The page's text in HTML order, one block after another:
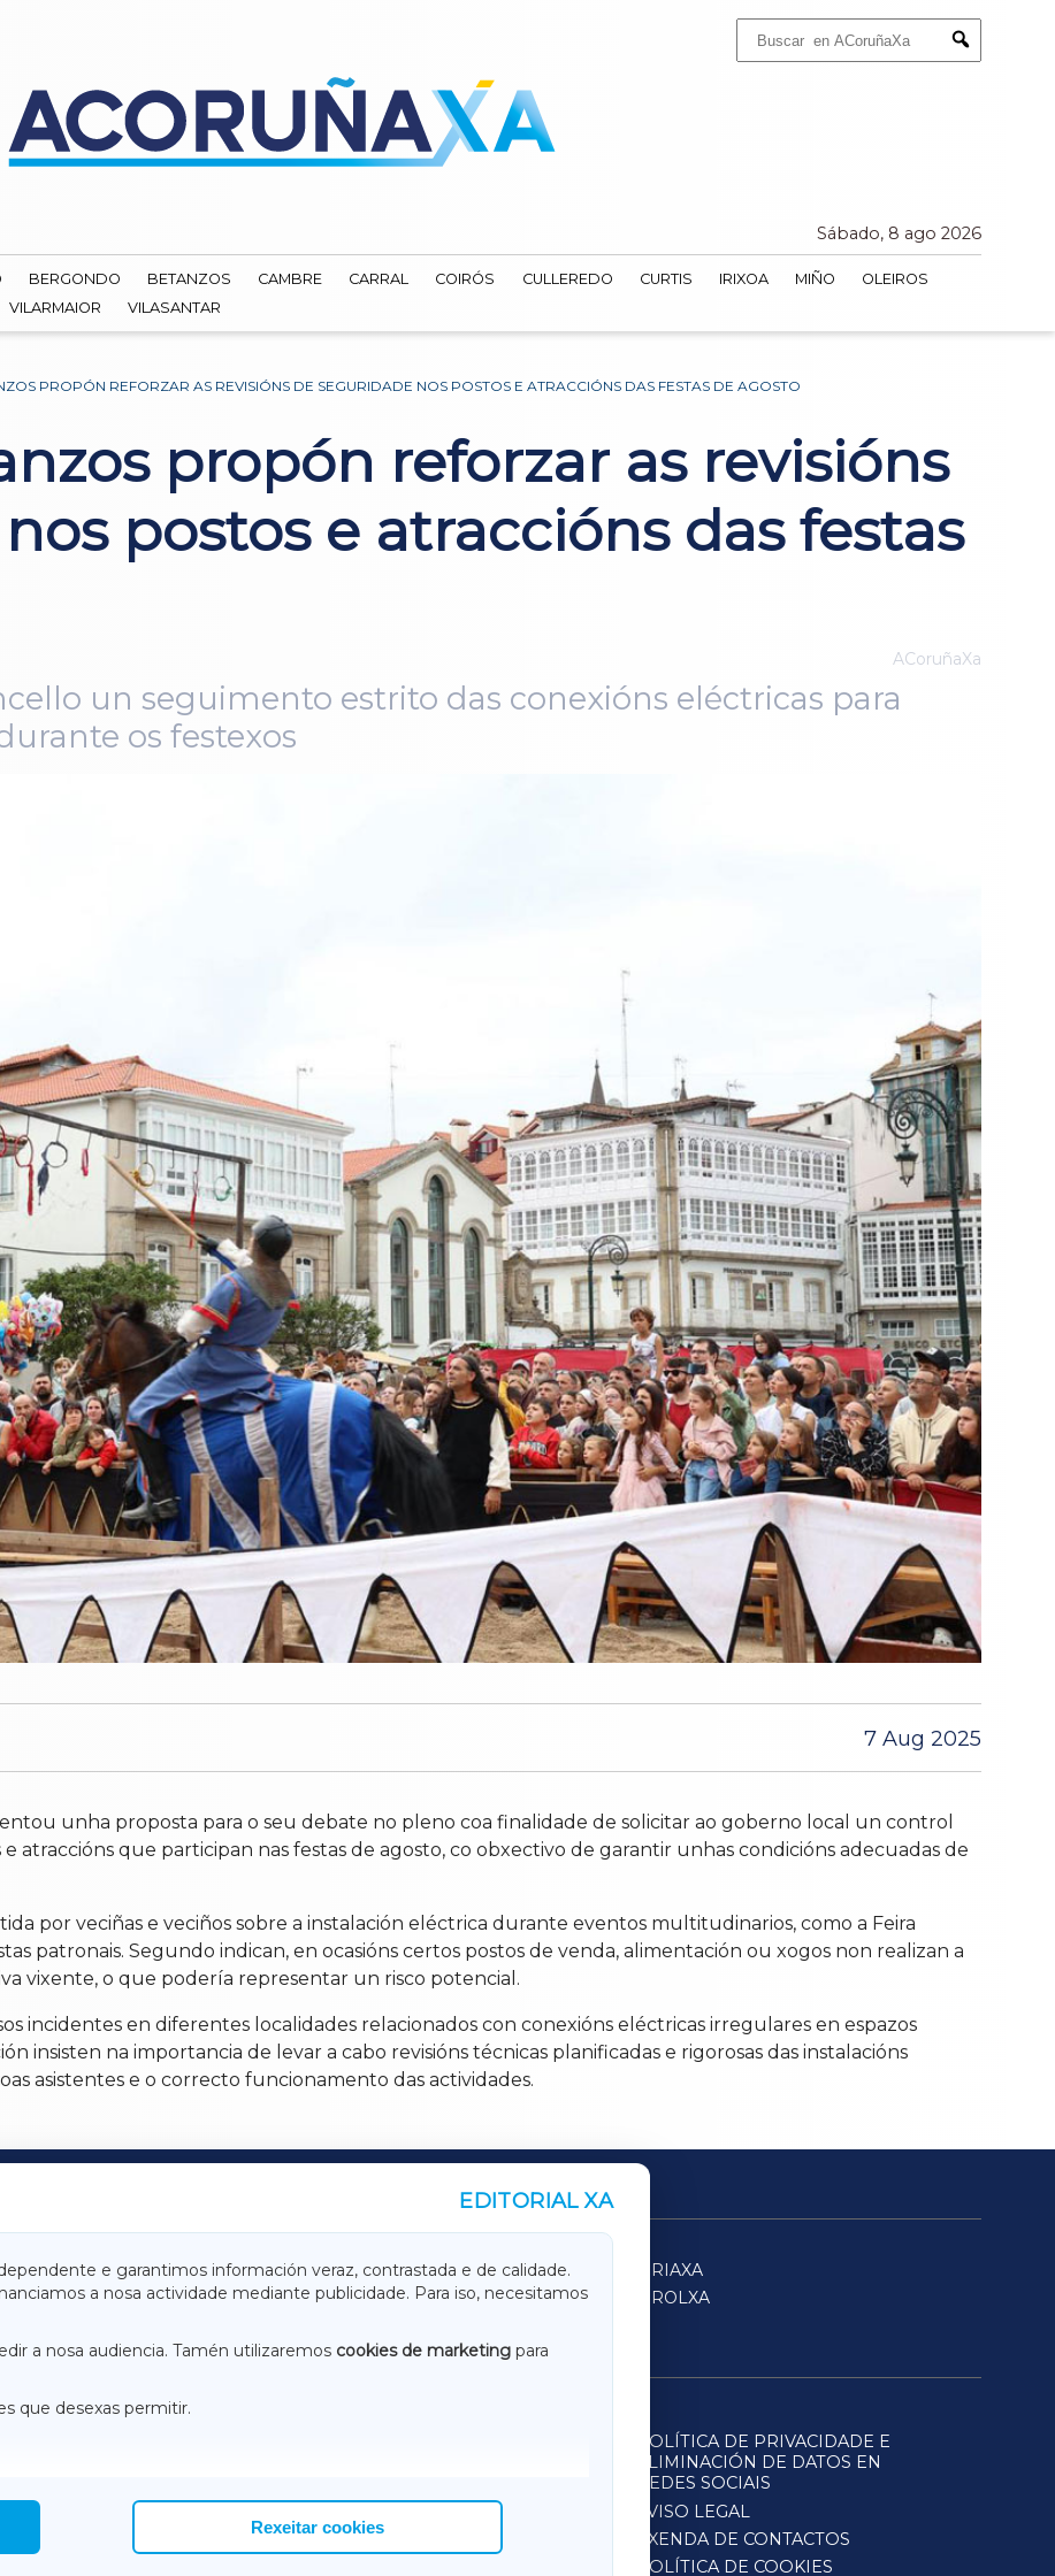
Submit
Sábado, 8 ago 2026
BERGONDO BETANZOS CAMBRE CARRAL COIRÓS CULLEREDO CURTIS IRIXOA MIÑO
OLEIROS
VILARMAIOR VILASANTAR
PROPÓN REFORZAR AS REVISIÓNS DE SEGURIDADE NOS POSTOS E ATRACCIÓNS DAS FESTAS DE AGOSTO
propón reforzar as revisións
postos e atraccións das festas
ACoruñaXa
un seguimento estrito das conexións eléctricas para
os festexos
7 Aug 2025
unha proposta para o seu debate no pleno coa finalidade de solicitar ao goberno local un control
atraccións que participan nas festas de agosto, co obxectivo de garantir unhas condicións adecuadas de
por veciñas e veciños sobre a instalación eléctrica durante eventos multitudinarios, como a Feira
patronais. Segundo indican, en ocasións certos postos de venda, alimentación ou xogos non realizan a
vixente, o que podería representar un risco potencial.
incidentes en diferentes localidades relacionados con conexións eléctricas irregulares en espazos
insisten na importancia de levar a cabo revisións técnicas planificadas e rigorosas das instalacións
asistentes e o correcto funcionamento das actividades.
EDITORIAL XA
e garantimos información veraz, contrastada e de calidade.
a nosa actividade mediante publicidade. Para iso, necesitamos
a nosa audiencia. Tamén utilizaremos cookies de marketing para
que desexas permitir.
Rexeitar cookies
TERRACHAXA
SARRIAXA
ACORUÑAXA
FERROLXA
HEMEROTECA
POLÍTICA DE PRIVACIDADE E
ELIMINACIÓN DE DATOS EN
REDES SOCIAIS
AVISO LEGAL
AXENDA DE CONTACTOS
POLÍTICA DE COOKIES